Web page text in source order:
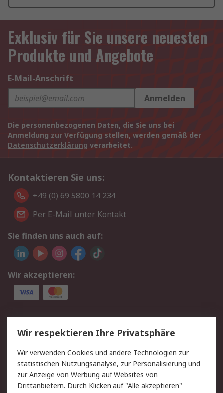
Exklusiv für Sie unsere neuesten
Produkte und Angebote
E-Mail-Anschrift
Anmelden
Die personenbezogenen Daten, die Sie uns bei
Anmeldung zur Verfügung stellen, werden gemäß der
Datenschutzerklärung verarbeitet.
Kontaktieren Sie uns:
+49 (0) 69 5800 14 234
Per E-Mail unter Kontakt
Sie finden uns auch auf:
Wir akzeptieren:
Service
Value Added Services
Lieferlösungen
Rücksendungen
Kontakt
Hilfe
Privatkunden
Wir respektieren Ihre Privatsphäre
Wir verwenden Cookies und andere Technologien zur
statistischen Nutzungsanalyse, zur Personalisierung und
zur Anzeige von Werbung auf Websites von
Drittanbietern. Durch Klicken auf "Alle akzeptieren"